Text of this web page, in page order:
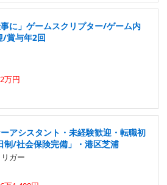
に」ゲームスクリプター/ゲーム内
/賞与年2回
万円
アシスタント・未経験歓迎・転職初
制/社会保険完備」・港区芝浦
ガー